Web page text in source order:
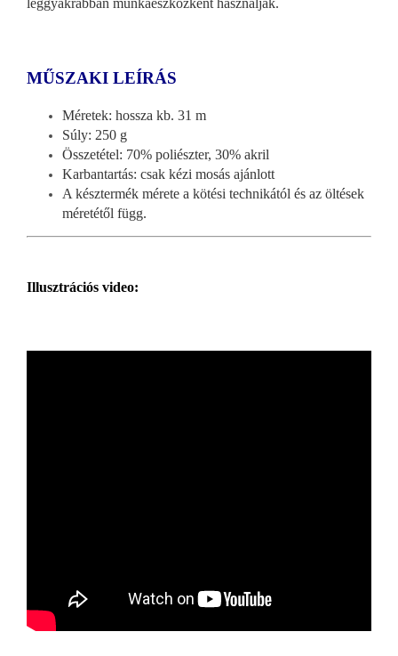
MŰSZAKI LEÍRÁS
Méretek: hossza kb. 31 m
Súly: 250 g
Összetétel: 70% poliészter, 30% akril
Karbantartás: csak kézi mosás ajánlott
A késztermék mérete a kötési technikától és az öltések
méretétől függ.
Illusztrációs video: